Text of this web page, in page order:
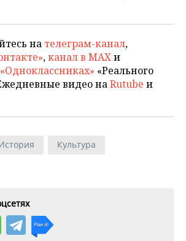
на телеграм-канал,
,канал в MAXи
«Реального
видео наRutube и
Культура